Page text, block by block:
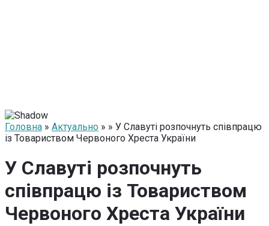
Головна » Актуально » » У Славуті розпочнуть співпрацю
із Товариством Червоного Хреста України
У Славуті розпочнуть
співпрацю із Товариством
Червоного Хреста України